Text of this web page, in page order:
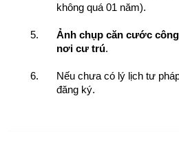
không quá 01 năm).
Ảnh chụp căn cước
nơi cư trú.
Nếu chưa có lý lịch tư
đăng ký.